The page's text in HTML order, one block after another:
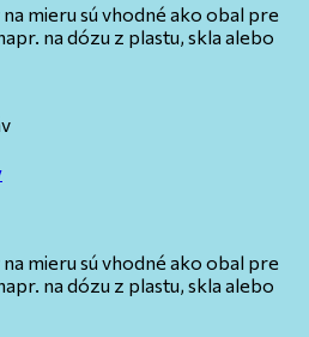
mieru sú vhodné ako obal pre
na dózu z plastu, skla alebo
mieru sú vhodné ako obal pre
na dózu z plastu, skla alebo